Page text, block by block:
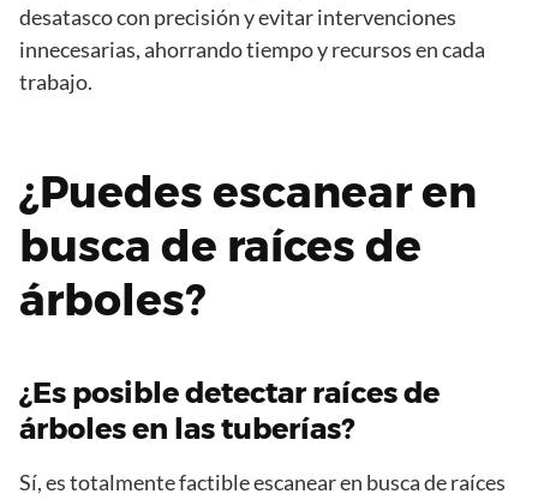
desatasco con precisión y evitar intervenciones
innecesarias, ahorrando tiempo y recursos en cada
trabajo.
¿Puedes escanear en
busca de raíces de
árboles?
¿Es posible detectar raíces de
árboles en las tuberías?
Sí, es totalmente factible escanear en busca de raíces